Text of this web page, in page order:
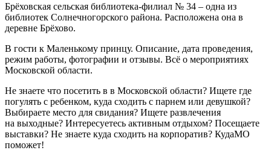
Брёховская сельская библиотека-филиал № 34 – одна из
библиотек Солнечногорского района. Расположена она в
деревне Брёхово.
В гости к Маленькому принцу. Описание, дата проведения,
режим работы, фотографии и отзывы. Всё о мероприятиях
Московской области.
Не знаете что посетить в в Московской области? Ищете где
погулять с ребенком, куда сходить с парнем или девушкой?
Выбираете место для свидания? Ищете развлечения
на выходные? Интересуетесь активным отдыхом? Посещаете
выставки? Не знаете куда сходить на корпоратив? КудаМО
поможет!